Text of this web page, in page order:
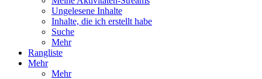
Ungelesene Inhalte
Inhalte, die ich erstellt habe
Suche
Mehr
Rangliste
Mehr
Mehr